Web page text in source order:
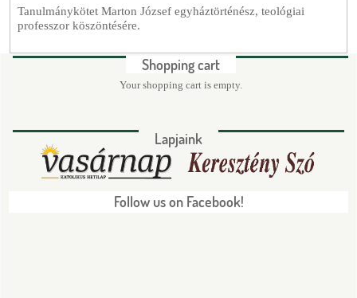
Tanulmánykötet Marton József egyháztörténész, teológiai
professzor köszöntésére.
Shopping cart
Your shopping cart is empty.
Lapjaink
Follow us on Facebook!